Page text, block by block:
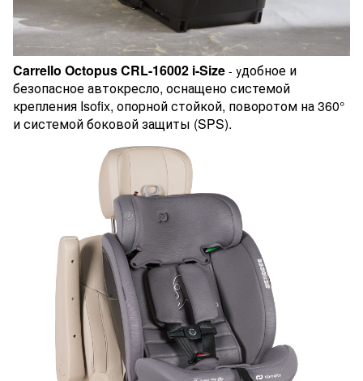
Carrello Octopus CRL-16002 i-Size - удобное и
безопасное автокресло, оснащено системой
крепления Isofix, опорной стойкой, поворотом на 360°
и системой боковой защиты (SPS).